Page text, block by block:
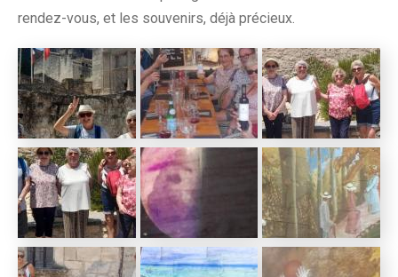
rendez-vous, et les souvenirs, déjà précieux.